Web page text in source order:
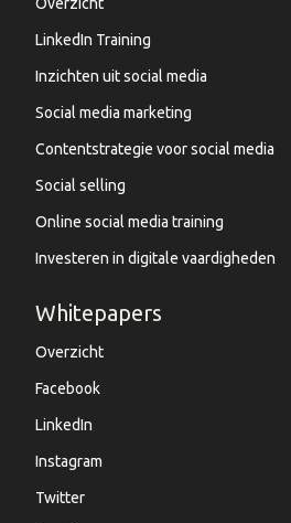
LinkedIn Training
Inzichten uit social media
Social media marketing
Contentstrategie voor social media
Social selling
Online social media training
Investeren in digitale vaardigheden
Whitepapers
Overzicht
Facebook
LinkedIn
Instagram
Twitter